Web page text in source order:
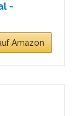
-
Amazon